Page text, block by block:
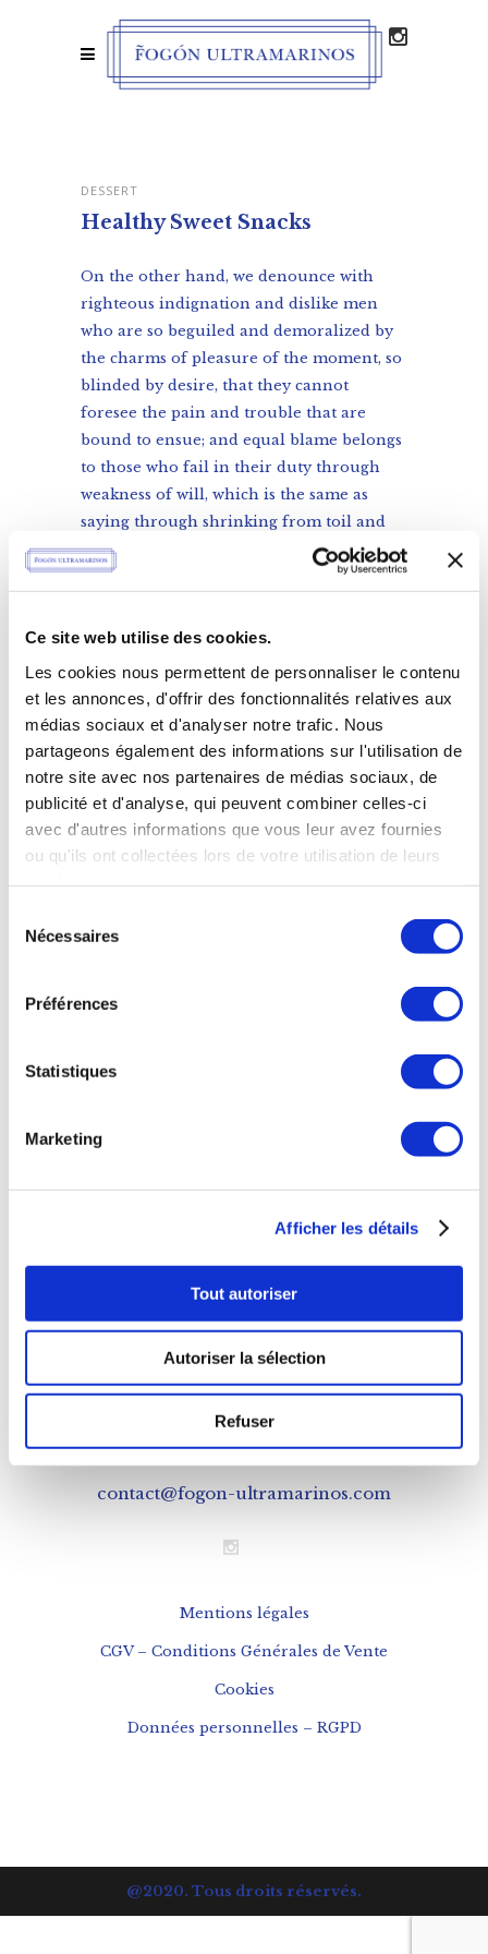
Ce site web utilise des cookies.
Les cookies nous permettent de personnaliser le contenu
et les annonces, d'offrir des fonctionnalités relatives aux
médias sociaux et d'analyser notre trafic. Nous
partageons également des informations sur l'utilisation de
notre site avec nos partenaires de médias sociaux, de
publicité et d'analyse, qui peuvent combiner celles-ci
avec d'autres informations que vous leur avez fournies
ou qu'ils ont collectées lors de votre utilisation de leurs
Nécessaires
Préférences
Statistiques
Marketing
Afficher les détails
Tout autoriser
Autoriser la sélection
Refuser
DESSERT
Healthy Sweet Snacks
On the other hand, we denounce with
righteous indignation and dislike men
who are so beguiled and demoralized by
the charms of pleasure of the moment, so
blinded by desire, that they cannot
foresee the pain and trouble that are
bound to ensue; and equal blame belongs
to those who fail in their duty through
weakness of will, which is the same as
saying through shrinking from toil and
pain.
ÉTIQUETTES : BREAKFAST, DESSERT, FOOD
3 LIKE
MAIN PORTFOLIO
Mardi au Samedi
11h à 20h
Mardi au Samedi
12h à 15h
NOUS CONTACTER
contact@fogon-ultramarinos.com
Mentions légales
CGV – Conditions Générales de Vente
Cookies
Données personnelles – RGPD
@2020. Tous droits réservés.